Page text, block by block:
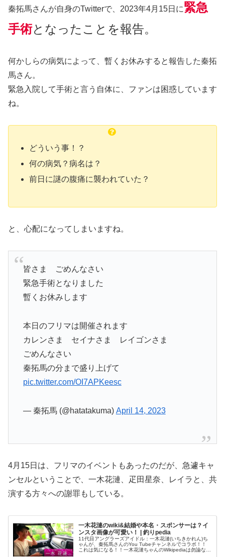
秦拓馬さんが自身のTwitterで、2023年4月15日に緊急
手術となったことを報告。
何かしらの病気によって、暫くお休みすると報告した秦拓
馬さん。
緊急入院して手術と言う自体に、ファンは困惑しています
ね。
どういう事！？
何の病気？病名は？
前日に謎の腹痛に襲われていた？
と、心配になってしまいますね。
皆さま ごめんなさい
緊急手術となりました
暫くお休みします
本日のフリマは開催されます
カレンさま セイナさま レイゴンさま
ごめんなさい
秦拓馬の分まで盛り上げて
pic.twitter.com/OI7APKeesc
— 秦拓馬 (@hatatakuma) April 14, 2023
4月15日は、フリマのイベントもあったのだが、急遽キャ
ンセルということで、一木花漣、疋田星奈、レイラと、共
演する方々への謝罪もしている。
一木花漣のwiki&結婚や本名・スポンサーは？イ
ンスタ画像が可愛い！ | 釣りpedia
11代目アングラーズアイドル：一木花漣(いちきかれん)ち
ゃんが、秦拓馬さんのYou Tubeチャンネルでコラボ！！
これは気になる！！一木花漣ちゃんのWikipediaは勿論ない